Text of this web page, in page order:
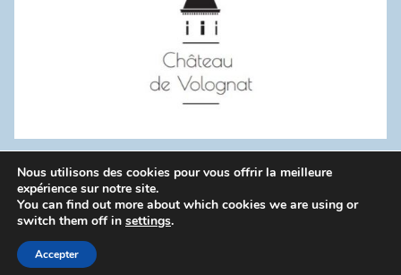
WordPress Theme: Donovan by ThemeZee.
Politique de confidentialité
Nous utilisons des cookies pour vous offrir la meilleure
expérience sur notre site.
You can find out more about which cookies we are using or
switch them off in settings.
Accepter